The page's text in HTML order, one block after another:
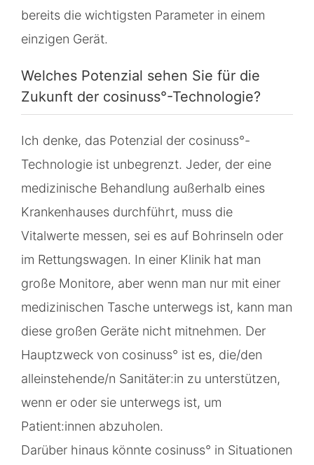
bereits die wichtigsten Parameter in einem
einzigen Gerät.
Welches Potenzial sehen Sie für die
Zukunft der cosinuss°-Technologie?
Ich denke, das Potenzial der cosinuss°-
Technologie ist unbegrenzt. Jeder, der eine
medizinische Behandlung außerhalb eines
Krankenhauses durchführt, muss die
Vitalwerte messen, sei es auf Bohrinseln oder
im Rettungswagen. In einer Klinik hat man
große Monitore, aber wenn man nur mit einer
medizinischen Tasche unterwegs ist, kann man
diese großen Geräte nicht mitnehmen. Der
Hauptzweck von cosinuss° ist es, die/den
alleinstehende/n Sanitäter:in zu unterstützen,
wenn er oder sie unterwegs ist, um
Patient:innen abzuholen.
Darüber hinaus könnte cosinuss° in Situationen